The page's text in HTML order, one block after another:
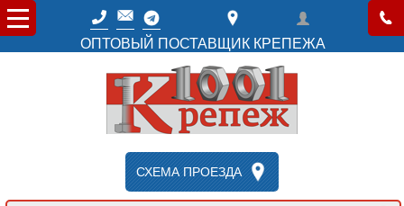
ОПТОВЫЙ ПОСТАВЩИК КРЕПЕЖА
СХЕМА ПРОЕЗДА